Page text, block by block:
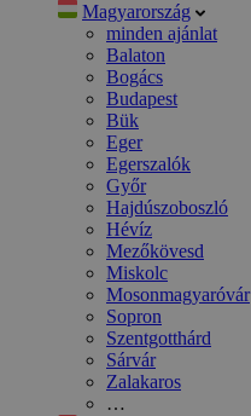
Magyarország
minden ajánlat
Balaton
Bogács
Budapest
Bük
Eger
Egerszalók
Győr
Hajdúszoboszló
Hévíz
Mezőkövesd
Miskolc
Mosonmagyaróvár
Sopron
Szentgotthárd
Sárvár
Zalakaros
…